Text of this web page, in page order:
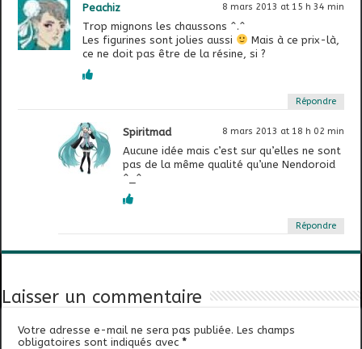
Peachiz 8 mars 2013 at 15 h 34 min
Trop mignons les chaussons ^.^
Les figurines sont jolies aussi
Mais à ce prix-là,
ce ne doit pas être de la résine, si ?
Répondre
Spiritmad 8 mars 2013 at 18 h 02 min
Aucune idée mais c’est sur qu’elles ne sont
pas de la même qualité qu’une Nendoroid
^_^
Répondre
Laisser un commentaire
Votre adresse e-mail ne sera pas publiée. Les champs
obligatoires sont indiqués avec*